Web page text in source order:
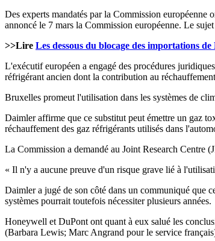
Des experts mandatés par la Commission européenne
annoncé le 7 mars la Commission européenne. Le
>>Lire Les dessous du blocage des importations
L'exécutif européen a engagé des procédures
réfrigérant ancien dont la contribution au
Bruxelles promeut l'utilisation dans les systèmes de
Daimler affirme que ce substitut peut émettre un gaz
réchauffement des gaz réfrigérants utilisés dans
La Commission a demandé au Joint Research Centre
« Il n'y a aucune preuve d'un risque grave lié à
Daimler a jugé de son côté dans un communiqué que
systèmes pourrait toutefois nécessiter plusieurs années.
Honeywell et DuPont ont quant à eux salué les
(Barbara Lewis; Marc Angrand pour le service